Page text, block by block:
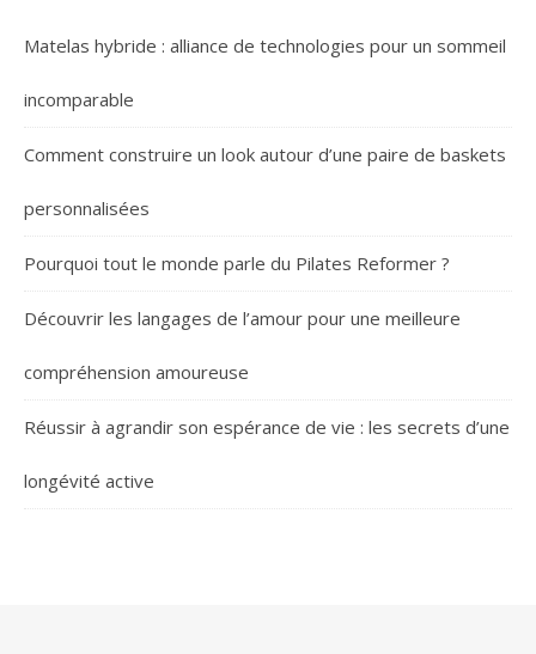
Matelas hybride : alliance de technologies pour un sommeil
incomparable
Comment construire un look autour d’une paire de baskets
personnalisées
Pourquoi tout le monde parle du Pilates Reformer ?
Découvrir les langages de l’amour pour une meilleure
compréhension amoureuse
Réussir à agrandir son espérance de vie : les secrets d’une
longévité active